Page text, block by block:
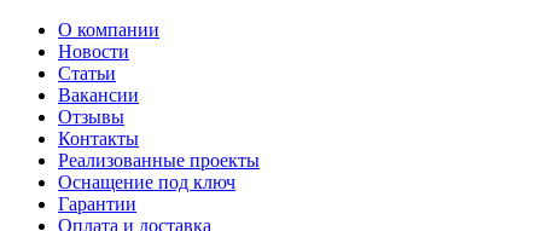
О компании
Новости
Статьи
Вакансии
Отзывы
Контакты
Реализованные проекты
Оснащение под ключ
Гарантии
Оплата и доставка